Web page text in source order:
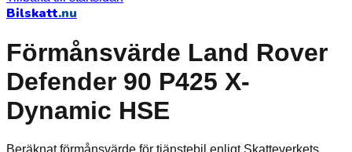
Bilskatt.nu
Förmånsvärde Land Rover
Defender 90 P425 X-
Dynamic HSE
Beräknat förmånsvärde för tjänstebil enligt Skatteverkets